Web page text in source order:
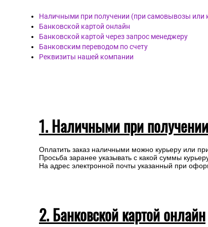
Наличными при получении (при самовывозы или
Банковской картой онлайн
Банковской картой через запрос менеджеру
Банковским переводом по счету
Реквизиты нашей компании
1. Наличными при
Оплатить заказ наличными можно курьеру или
Просьба заранее указывать с какой суммы
На адрес электронной почты указанный при
2. Банковской картой онлайн